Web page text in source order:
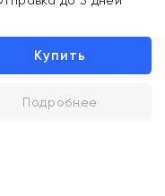
Купить
Подробнее